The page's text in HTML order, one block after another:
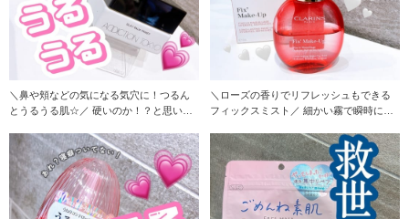
＼鼻や頬などの気になる気穴に！つるん
とうるうる肌☆／ 硬いのか！？と思いき
＼ローズの香りでリフレッシュもできる
フィックスミスト／ 細かい霧で瞬時に肌